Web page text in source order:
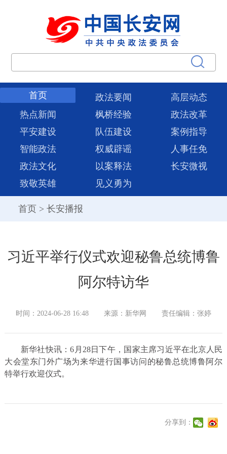
首页 政法要闻
高层动态
热点新闻
枫桥经验
政法改革
平安建设
队伍建设
案例指导
智能政法
权威辟谣
人事任免
政法文化
以案释法
长安微视
致敬英雄
见义勇为
首页 > 长安播报
习近平举行仪式欢迎秘鲁总统博鲁
阿尔特访华
时间：2024-06-28 16:48 来源：新华网 责任编辑：张婷
新华社快讯：6月28日下午，国家主席习近平在北京人民
大会堂东门外广场为来华进行国事访问的秘鲁总统博鲁阿尔
特举行欢迎仪式。
分享到：